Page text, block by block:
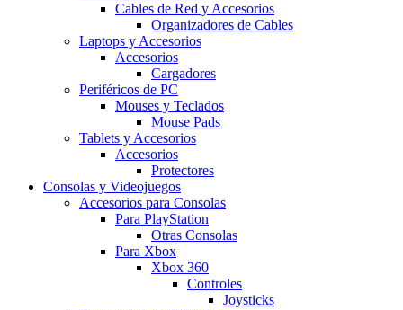
Cables de Red y Accesorios
Organizadores de Cables
Laptops y Accesorios
Accesorios
Cargadores
Periféricos de PC
Mouses y Teclados
Mouse Pads
Tablets y Accesorios
Accesorios
Protectores
Consolas y Videojuegos
Accesorios para Consolas
Para PlayStation
Otras Consolas
Para Xbox
Xbox 360
Controles
Joysticks